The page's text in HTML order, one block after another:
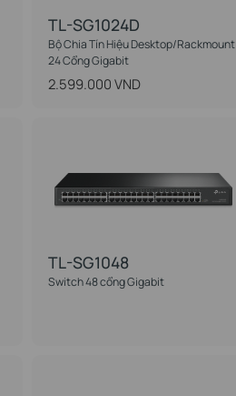
TL-SG1024D
Bộ Chia Tín Hiệu Desktop/Rackmount
24 Cổng Gigabit
2.599.000 VND
TL-SG1048
Switch 48 cổng Gigabit